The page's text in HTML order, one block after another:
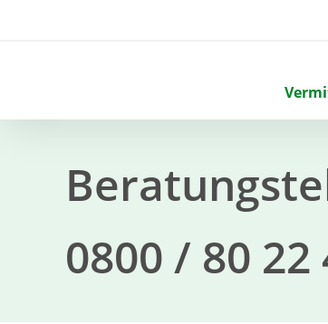
0800 / 80 22